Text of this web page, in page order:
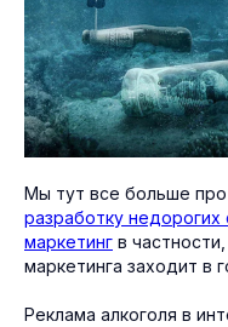
Мы тут все больше про
разработку недорогих
маркетинг в
маркетинга заходит в
Реклама алкоголя в